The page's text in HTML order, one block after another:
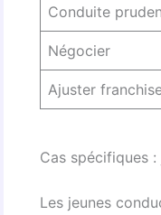
Conduite
Négocier
Ajuster
Cas spécifiques
Les jeunes